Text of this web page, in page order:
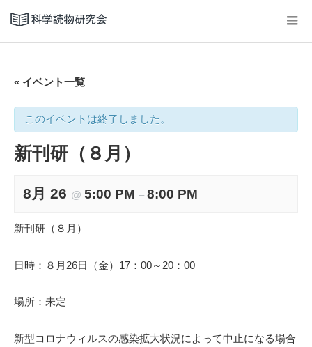
« イベント一覧
このイベントは終了しました。
新刊研（８月）
8月 26 @ 5:00 PM – 8:00 PM
新刊研（８月）
日時：８月26日（金）17：00～20：00
場所：未定
新型コロナウィルスの感染拡大状況によって中止になる場合